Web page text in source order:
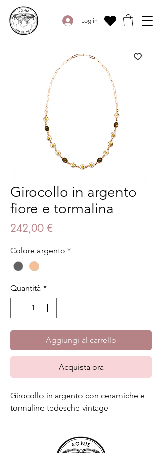
Log in
Girocollo in argento
fiore e tormalina
242,00 €Prezzo
Colore argento *
Quantità *
Aggiungi al carrello
Acquista ora
Girocollo in argento con ceramiche e
tormaline tedesche vintage